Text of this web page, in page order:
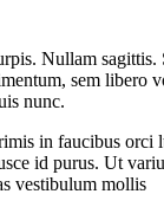
Nullam sagittis.
sem libero
nunc.
in faucibus orci
id purus. Ut
vestibulum mollis